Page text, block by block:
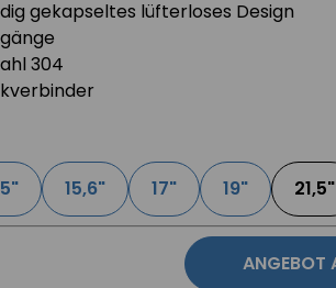
gekapseltes lüfterloses Design
304
15,6" 17" 19" 21,5"
ANGEBOT